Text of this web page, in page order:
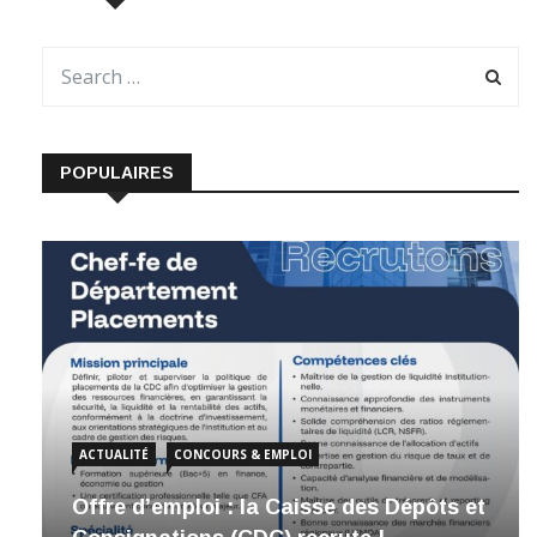
POPULAIRES
ACTUALITÉ CONCOURS & EMPLOI
Offre d’emploi : la Caisse des Dépôts et